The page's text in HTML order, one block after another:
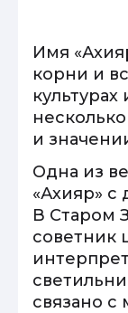
Имя
корни и
и
Одна из
«Ахияр»
В Старом
советник
связано с